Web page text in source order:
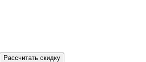
Рассчитать скидку